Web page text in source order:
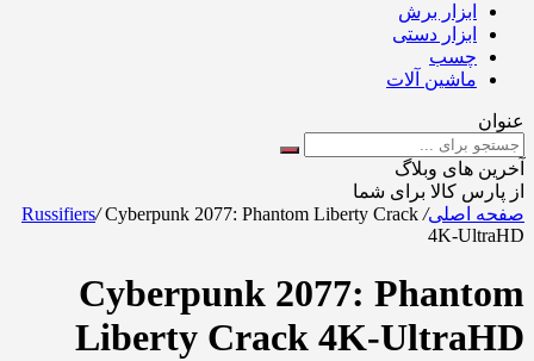
ابزار برش
ابزار دستی
چسب
ماشین آلات
عنوان
آخرین های وبلاگ
از پارس کالا برای شما
صفحه اصلی/
Russifiers/ Cyberpunk 2077: Phantom Liberty Crack
4K-UltraHD
Cyberpunk 2077: Phantom
Liberty Crack 4K-UltraHD